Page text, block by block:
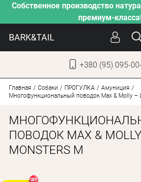
Собственное производство
премиум-
BARK&TAIL
+380 (95) 095-
УХОД
ЗАБОТА
Главная Собаки ПРОГУЛКА
Амуниция
Многофункциональный поводок Max & Molly –
ПОВОДОК MAX &
MONSTERS M